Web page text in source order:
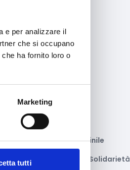
e per analizzare il
che si occupano
ha fornito loro o
Marketing
tutti
Formazione e lavoro
Fotovoltaico
Giustizia e sicurezza
Green economy
Impianti sportivi
Imprenditoria femminile
Inclusione Sociale e Solidarietà